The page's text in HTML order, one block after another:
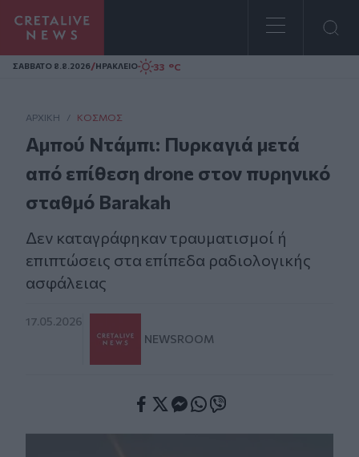
Homepage
ΣAΒΒΑΤΟ 8.8.2026/ΗΡΑΚΛΕΙΟ 33 °C
ΑΡΧΙΚΗ / ΚΌΣΜΟΣ
Αμπού Ντάμπι: Πυρκαγιά μετά
από επίθεση drone στον πυρηνικό
σταθμό Barakah
Δεν καταγράφηκαν τραυματισμοί ή
επιπτώσεις στα επίπεδα ραδιολογικής
ασφάλειας
17.05.2026
NEWSROOM